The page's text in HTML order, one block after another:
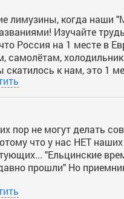
лимузины, когда наши
Изучайте
Россия на 1 месте в
самолётам,
скатилось к нам, это 1
пор не могут делать
что у нас НЕТ
"Ельцинские
прошли" Но